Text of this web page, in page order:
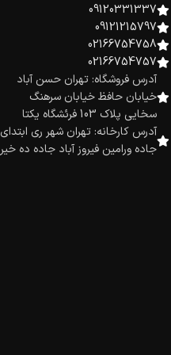
09120331337
09121215797
02166754758
02166754757
آدرس فروشگاه: تهران حسن آباد
خیابان حافظ خیابان سرهنگ
سخایی پلاک 103 فرئشگاه یکتا
آدرس کارخانه: تهران شهر ری ابتدای
جاده ورامین فیروز آباد جاده ده خیر